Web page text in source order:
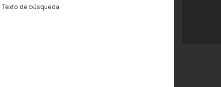
Texto de búsqueda